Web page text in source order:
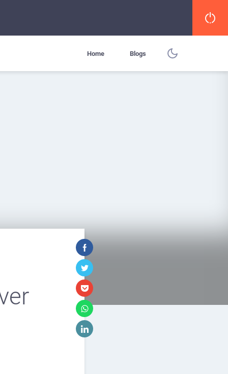
Home Blogs